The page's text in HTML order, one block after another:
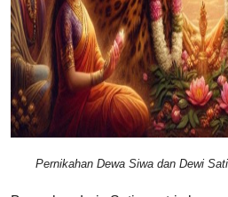
Pernikahan Dewa Siwa dan Dewi